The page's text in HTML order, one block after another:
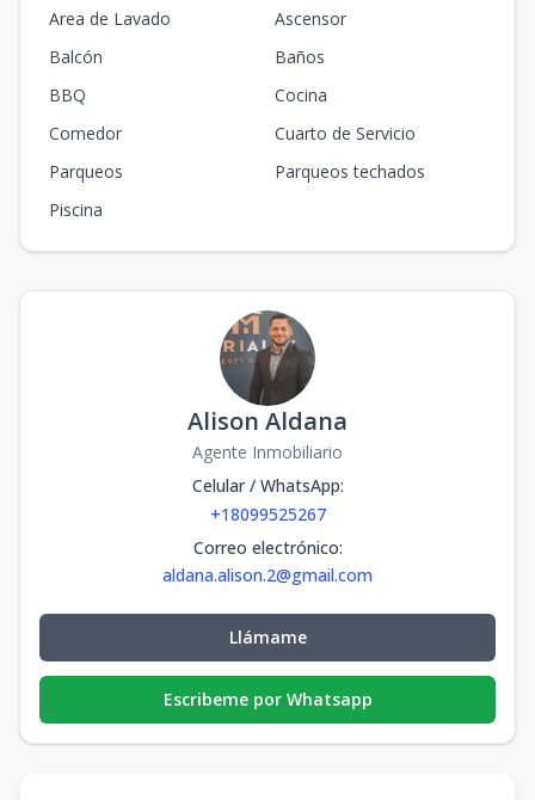
Area de Lavado
Ascensor
Balcón
Baños
BBQ
Cocina
Comedor
Cuarto de Servicio
Parqueos
Parqueos techados
Piscina
Alison Aldana
Agente Inmobiliario
Celular / WhatsApp:
+18099525267
Correo electrónico:
aldana.alison.2@gmail.com
Llámame
Escribeme por Whatsapp